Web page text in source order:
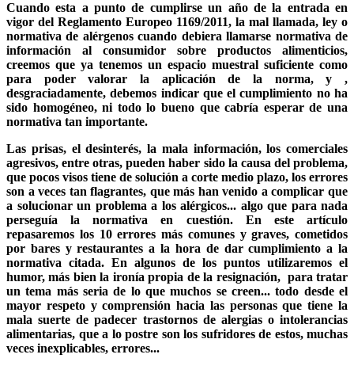
Cuando esta a punto de cumplirse un año de la entrada en
vigor del Reglamento Europeo 1169/2011, la mal llamada, ley o
normativa de alérgenos cuando debiera llamarse normativa de
información al consumidor sobre productos alimenticios,
creemos que ya tenemos un espacio muestral suficiente como
para poder valorar la aplicación de la norma, y ,
desgraciadamente, debemos indicar que el cumplimiento no ha
sido homogéneo, ni todo lo bueno que cabría esperar de una
normativa tan importante.
Las prisas, el desinterés, la mala información, los comerciales
agresivos, entre otras, pueden haber sido la causa del problema,
que pocos visos tiene de solución a corte medio plazo, los errores
son a veces tan flagrantes, que más han venido a complicar que
a solucionar un problema a los alérgicos... algo que para nada
perseguía la normativa en cuestión. En este artículo
repasaremos los 10 errores más comunes y graves, cometidos
por bares y restaurantes a la hora de dar cumplimiento a la
normativa citada. En algunos de los puntos utilizaremos el
humor, más bien la ironía propia de la resignación, para tratar
un tema más seria de lo que muchos se creen... todo desde el
mayor respeto y comprensión hacia las personas que tiene la
mala suerte de padecer trastornos de alergias o intolerancias
alimentarias, que a lo postre son los sufridores de estos, muchas
veces inexplicables, errores...